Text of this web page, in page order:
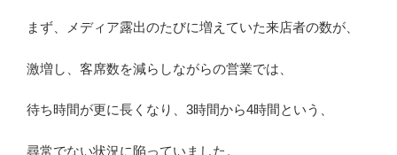
まず、メディア露出のたびに増えていた来店者の数が、
激増し、客席数を減らしながらの営業では、
待ち時間が更に長くなり、3時間から4時間という、
尋常でない状況に陥っていました。